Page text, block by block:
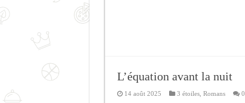
L’équation avant la nuit
14 août 2025 3 étoiles, Romans 0